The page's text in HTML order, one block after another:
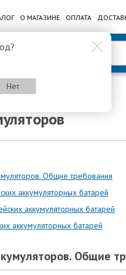
Нет
О МАГАЗИНЕ ОПЛАТА
Общие требования
аккумуляторных батарей
аккумуляторных батарей
аккумуляторных батарей
Общие